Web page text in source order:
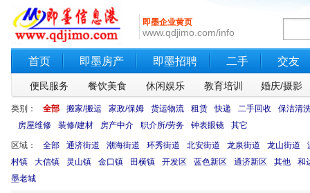
即墨企业黄页
www.qdjimo.com/info
首页 即墨房产 即墨招聘 二手 交友
便民服务 餐饮美食 休闲娱乐 教育培训 婚庆/摄影
类别： 全部 搬家/搬运 家政/保姆 货运物流 租赁 快递 二手回收
保洁清
房屋维修
装修/建材 房产中介 职介所/劳务 钟表眼镜 其它
区域： 全部 通济街道 潮海街道 环秀街道 北安街道 龙泉街道 龙山街道
村镇
大信镇 灵山镇 金口镇 田横镇 开发区 蓝色新区 通济新区 其他
和
墨老城